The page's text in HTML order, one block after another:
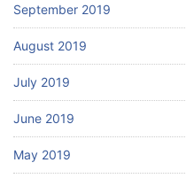
September 2019
August 2019
July 2019
June 2019
May 2019